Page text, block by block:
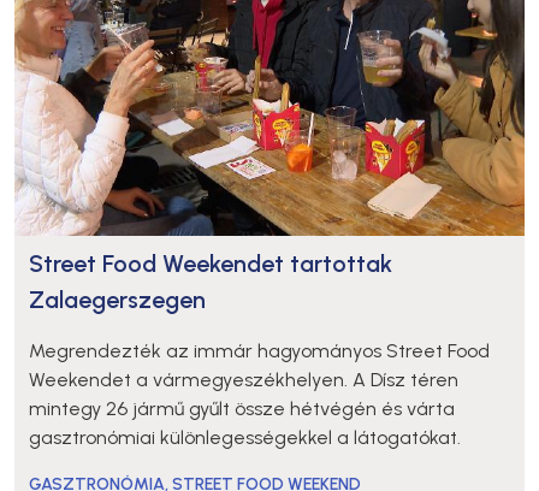
Street Food Weekendet tartottak
Zalaegerszegen
Megrendezték az immár hagyományos Street Food
Weekendet a vármegyeszékhelyen. A Dísz téren
mintegy 26 jármű gyűlt össze hétvégén és várta
gasztronómiai különlegességekkel a látogatókat.
GASZTRONÓMIA,STREET FOOD WEEKEND